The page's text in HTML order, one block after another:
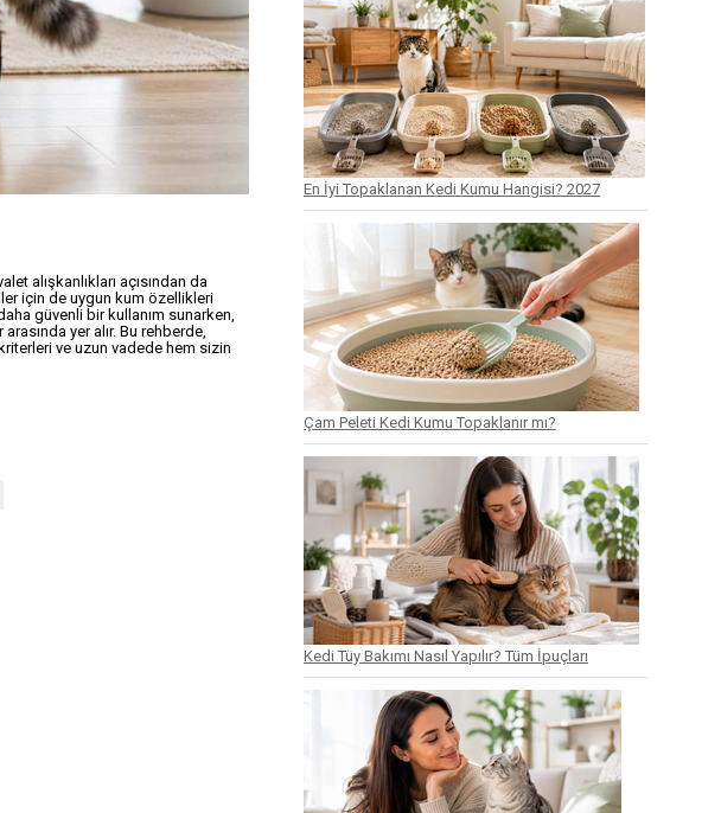
alışkanlıkları açısından da
için de uygun kum özellikleri
güvenli bir kullanım sunarken,
yer alır. Bu rehberde,
ve uzun vadede hem sizin
En İyi Topaklanan Kedi Kumu Hangisi? 2027
Çam Peleti Kedi Kumu Topaklanır mı?
Kedi Tüy Bakımı Nasıl Yapılır? Tüm İpuçları